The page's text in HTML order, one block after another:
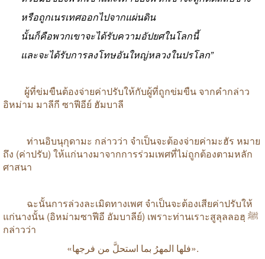
หรือถูกเนรเทศออกไปจากแผ่นดิน
นั้นก็คือพวกเขาจะได้รับความอัปยศในโลกนี้
และจะได้รับการลงโทษอันใหญ่หลวงในปรโลก”
ผู้ที่ข่มขืนต้องจ่ายค่าปรับให้กับผู้ที่ถูกข่มขืน จากคำกล่าว
อิหม่าม มาลีกี ซาฟีอีย์ ฮัมบาลี
ท่านอิบนุกุดามะ กล่าวว่า จำเป็นจะต้องจ่ายค่ามะฮัร หมาย
ถึง (ค่าปรับ) ให้แก่นางมาจากการร่วมเพศที่ไม่ถูกต้องตามหลัก
ศาสนา
ฉะนั้นการล่วงละเมิดทางเพศ จำเป็นจะต้องเสียค่าปรับให้
แก่นางนั้น (อิหม่ามซาฟีอี อัมบาลีย์) เพราะท่านเราะสูลุลลอฮฺ ﷺ
กล่าวว่า
«
فلها المهرُ بما استحلَّ من فرجها
».